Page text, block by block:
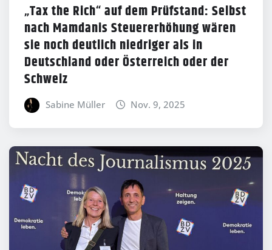
„Tax the Rich“ auf dem Prüfstand: Selbst
nach Mamdanis Steuererhöhung wären
sie noch deutlich niedriger als in
Deutschland oder Österreich oder der
Schweiz
Sabine Müller Nov. 9, 2025